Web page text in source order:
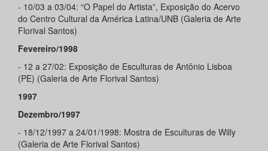
- 10/03 a 03/04: “O Papel do Artista”, Exposição do Acervo
do Centro Cultural da América Latina/UNB (Galeria de Arte
Florival Santos)
Fevereiro/1998
- 12 a 27/02: Exposição de Esculturas de Antônio Lisboa
(PE) (Galeria de Arte Florival Santos)
1997
Dezembro/1997
- 18/12/1997 a 24/01/1998: Mostra de Esculturas de Willy
(Galeria de Arte Florival Santos)